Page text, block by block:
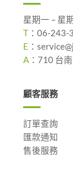
星期一 – 星
T ： 06-243-
E ：
A ： 710 台
顧客服務
訂單查詢
匯款通知
售後服務